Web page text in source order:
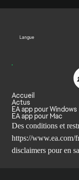
Langue
Accueil
Actus
EA app pour Windows
EA app pour Mac
Des conditions et
https://www.ea.com/
disclaimers pour en